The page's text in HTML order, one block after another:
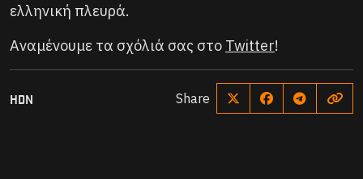
ελληνική πλευρά.
Αναμένουμε τα σχόλιά σας στο Twitter!
HDN Share